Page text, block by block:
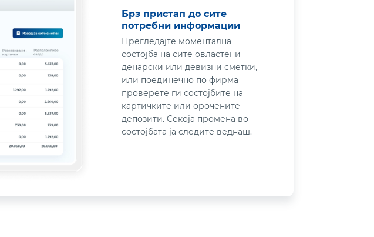
Брз пристап до сите
потребни информации
Прегледајте моментална
состојба на сите овластени
денарски или девизни сметки,
или поединечно по фирма
проверете ги состојбите на
картичките или орочените
депозити. Секоја промена во
состојбата ја следите веднаш.